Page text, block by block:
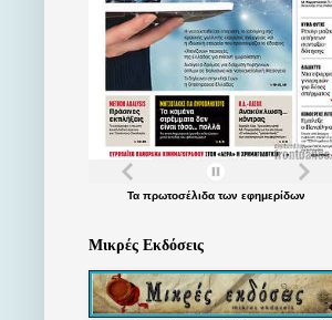
Τα πρωτοσέλιδατων εφημερίδων
Μικρές Εκδόσεις